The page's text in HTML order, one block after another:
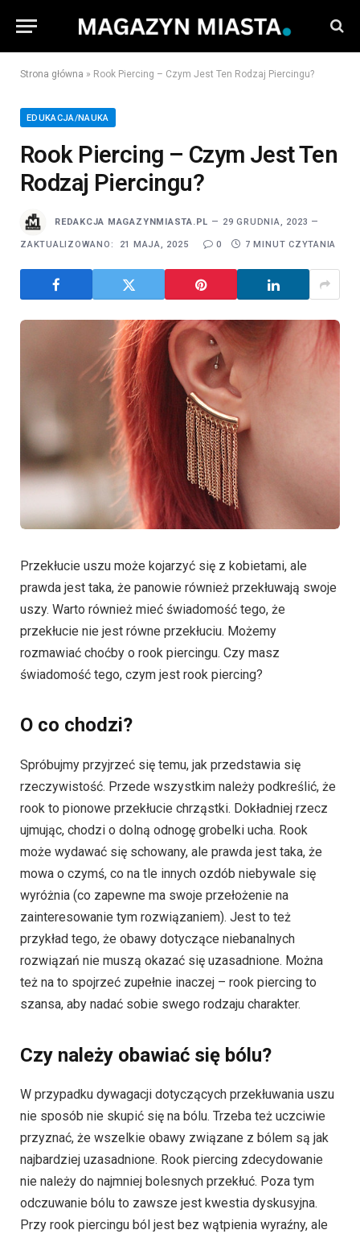
Strona główna » Rook Piercing – Czym Jest Ten Rodzaj Piercingu?
EDUKACJA/NAUKA
Rook Piercing – Czym Jest Ten
Rodzaj Piercingu?
REDAKCJA MAGAZYNMIASTA.PL 29 GRUDNIA, 2023
ZAKTUALIZOWANO: 21 MAJA, 2025 0 7 MINUT CZYTANIA
Przekłucie uszu może kojarzyć się z kobietami, ale
prawda jest taka, że panowie również przekłuwają swoje
uszy. Warto również mieć świadomość tego, że
przekłucie nie jest równe przekłuciu. Możemy
rozmawiać choćby o rook piercingu. Czy masz
świadomość tego, czym jest rook piercing?
O co chodzi?
Spróbujmy przyjrzeć się temu, jak przedstawia się
rzeczywistość. Przede wszystkim należy podkreślić, że
rook to pionowe przekłucie chrząstki. Dokładniej rzecz
ujmując, chodzi o dolną odnogę grobelki ucha. Rook
może wydawać się schowany, ale prawda jest taka, że
mowa o czymś, co na tle innych ozdób niebywale się
wyróżnia (co zapewne ma swoje przełożenie na
zainteresowanie tym rozwiązaniem). Jest to też
przykład tego, że obawy dotyczące niebanalnych
rozwiązań nie muszą okazać się uzasadnione. Można
też na to spojrzeć zupełnie inaczej – rook piercing to
szansa, aby nadać sobie swego rodzaju charakter.
Czy należy obawiać się bólu?
W przypadku dywagacji dotyczących przekłuwania uszu
nie sposób nie skupić się na bólu. Trzeba też uczciwie
przyznać, że wszelkie obawy związane z bólem są jak
najbardziej uzasadnione. Rook piercing zdecydowanie
nie należy do najmniej bolesnych przekłuć. Poza tym
odczuwanie bólu to zawsze jest kwestia dyskusyjna.
Przy rook piercingu ból jest bez wątpienia wyraźny, ale